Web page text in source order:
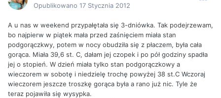
Opublikowano 17 Stycznia 2012
A u nas w weekend przypałętała się 3-dniówka. Tak podejrzewam,
bo najpierw w piątek mała przed zaśnięciem miała stan
podgorączkwy, potem w nocy obudziła się z płaczem, była cała
gorąca. Miała 39,6 st. C, dałam jej czopek i po pół godziny spadła
jej o stopień. W dzień miała tylko stan podgorączkowy a
wieczorem w sobotę i niedzielę trochę powyżej 38 st.C Wczoraj
wieczorem jeszcze troszkę gorąca była a rano już nic. Tyle że
teraz pojawiła się wysypka.